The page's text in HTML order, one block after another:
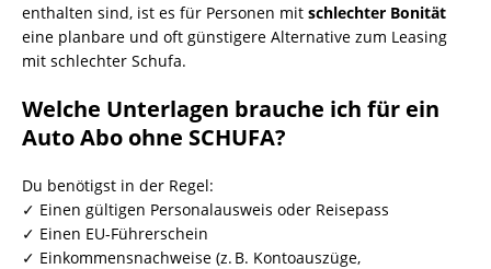
enthalten sind, ist es für Personen mit schlechter Bonität
eine planbare und oft günstigere Alternative zum Leasing
mit schlechter Schufa.
Welche Unterlagen brauche ich für ein
Auto Abo ohne SCHUFA?
Du benötigst in der Regel:
✓ Einen gültigen Personalausweis oder Reisepass
✓ Einen EU-Führerschein
✓ Einkommensnachweise (z. B. Kontoauszüge,